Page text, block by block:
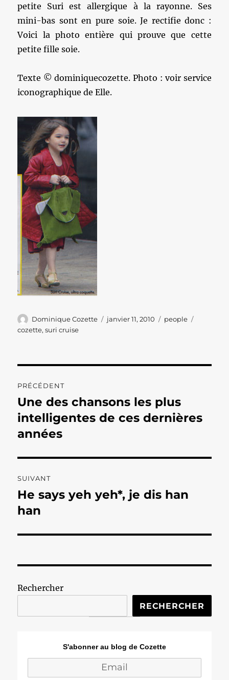
petite Suri est allergique à la rayonne. Ses
mini-bas sont en pure soie. Je rectifie donc :
Voici la photo entière qui prouve que cette
petite fille soie.
Texte © dominiquecozette. Photo : voir service
iconographique de Elle.
Auteur
Dominique Cozette
Publié
janvier 11, 2010 Catégories
people
cozette,suri cruise
de
l’article
PRÉCÉDENT
Publication
précédente :
Une des chansons les plus
intelligentes de ces dernières
années
SUIVANT
Publication
suivante :
He says yeh yeh*, je dis han
han
Rechercher
RECHERCHER
S'abonner au blog de Cozette